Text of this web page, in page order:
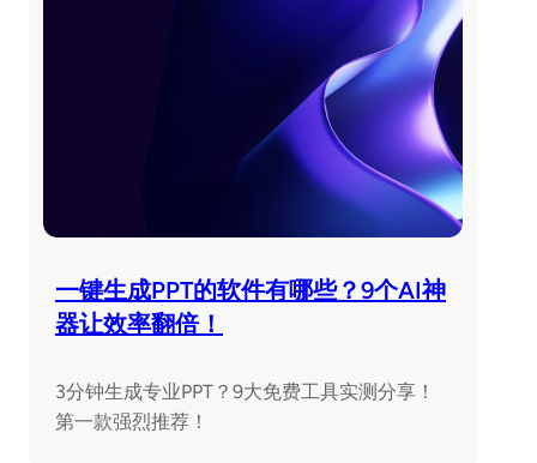
一键生成PPT的软件有哪些？9个AI神
器让效率翻倍！
3分钟生成专业PPT？9大免费工具实测分享！
第一款强烈推荐！